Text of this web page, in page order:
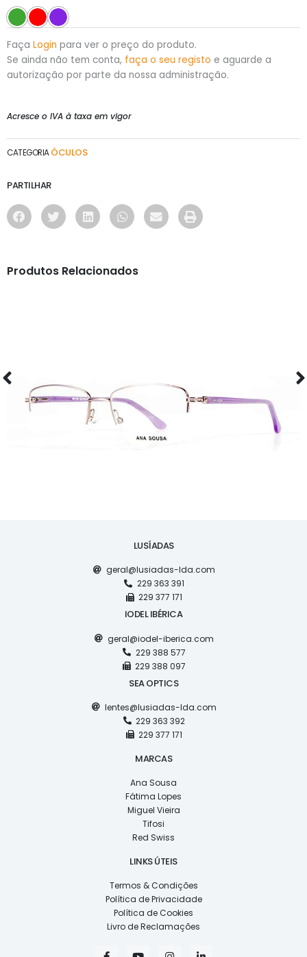
Faça Login para ver o preço do produto.
Se ainda não tem conta, faça o seu registo e aguarde a
autorização por parte da nossa administração.
Acresce o IVA à taxa em vigor
CATEGORIA ÓCULOS
PARTILHAR
Produtos Relacionados
LUSÍADAS
geral@lusiadas-lda.com
229 363 391
229 377 171
IODEL IBÉRICA
geral@iodel-iberica.com
229 388 577
229 388 097
SEA OPTICS
lentes@lusiadas-lda.com
229 363 392
229 377 171
MARCAS
Ana Sousa
Fátima Lopes
Miguel Vieira
Tifosi
Red Swiss
LINKS ÚTEIS
Termos & Condições
Política de Privacidade
Política de Cookies
Livro de Reclamações
F Y I